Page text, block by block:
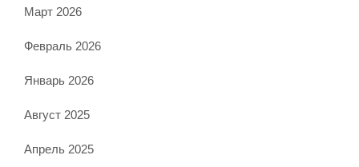
Март 2026
Февраль 2026
Январь 2026
Август 2025
Апрель 2025